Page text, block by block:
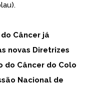
Câncer já
novas Diretrizes
do Câncer do Colo
Nacional de